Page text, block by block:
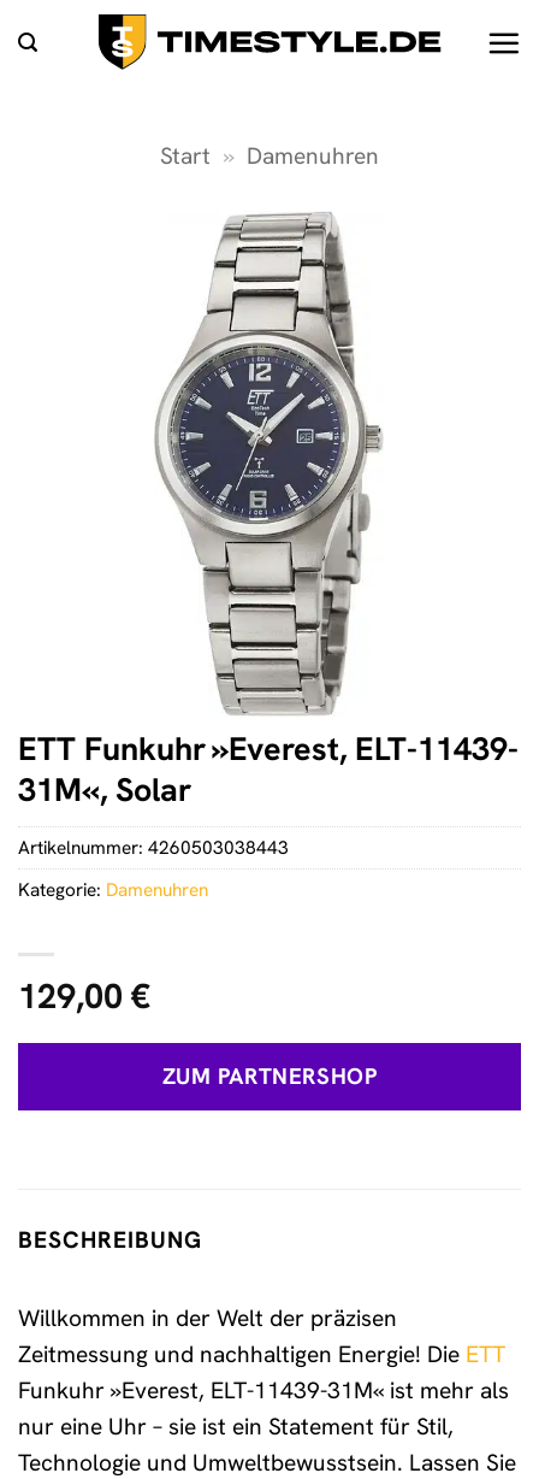
Inhalt
Start » Damenuhren
ETT Funkuhr »Everest, ELT-11439-
31M«, Solar
129,00 €
ZUM PARTNERSHOP
Artikelnummer: 4260503038443
Kategorie: Damenuhren
BESCHREIBUNG
Willkommen in der Welt der präzisen
Zeitmessung und nachhaltigen Energie! Die ETT
Funkuhr »Everest, ELT-11439-31M« ist mehr als
nur eine Uhr – sie ist ein Statement für Stil,
Technologie und Umweltbewusstsein. Lassen Sie